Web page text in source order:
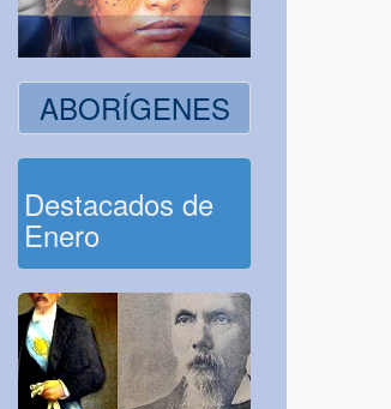
ABORÍGENES
Destacados de
Enero